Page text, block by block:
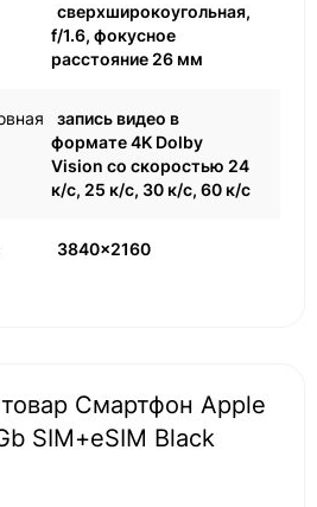
сверхширокоугольная,
f/1.6, фокусное
расстояние 26 мм
запись видео в
формате 4K Dolby
Vision со скоростью 24
к/с, 25 к/с, 30 к/с, 60 к/с
3840x2160
Смартфон Apple
SIM+eSIM Black